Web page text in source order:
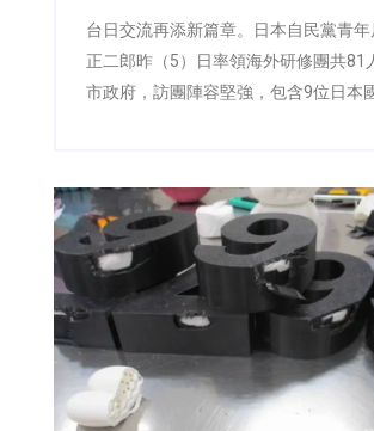
台日交流再添新篇章。日本自民黨青年
正二郎昨（5）日率領海外研修團共81
市政府，訪團陣容堅強，包含9位日本
恩恩熱情接待，雙方除就城市交流、
未來合作交換意見外，也共同關注日前
災情。黃偉哲更宣布以個人名義捐出
元，響應台南市政府「0728日本熊本
案」，盼凝聚更多社會力量，協助災
建。